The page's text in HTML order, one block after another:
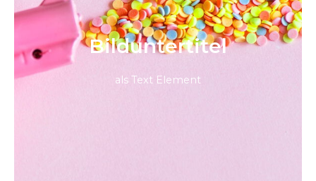
Bild­unter­titel
als Text Element